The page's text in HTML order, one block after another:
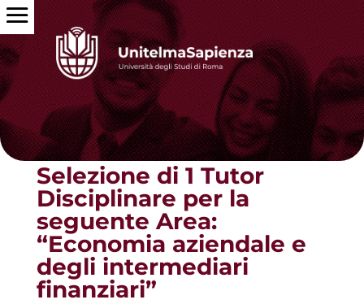
Torna alle news
Selezione di 1 Tutor
Disciplinare per la
seguente Area:
“Economia aziendale e
degli intermediari
finanziari”